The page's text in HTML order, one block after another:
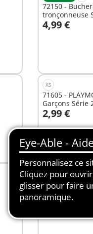
72150 -
tronçonneuse
4,99 €
XS
71605 -
Garçons Série
2,99 €
Non
disponible
XS
72284 - 80ème
: Style iconique
14,99 €